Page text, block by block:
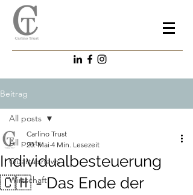
Beitrag
All posts
Quartalsnews
Wirtschaft
All posts
Individualbesteuerung
🇨🇭 - Das Ende der
Carlino Trust
20. Mai 4 Min. Lesezeit